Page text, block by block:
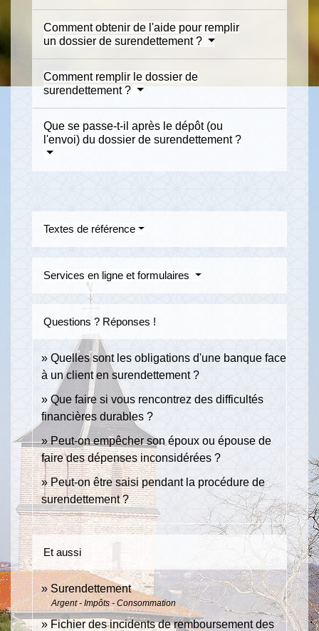
Comment obtenir de l'aide pour remplir
un dossier de surendettement ?
Comment remplir le dossier de
surendettement ?
Que se passe-t-il après le dépôt (ou
l'envoi) du dossier de surendettement ?
Textes de référence
Services en ligne et formulaires
Questions ? Réponses !
Quelles sont les obligations d'une banque face
à un client en surendettement ?
Que faire si vous rencontrez des difficultés
financières durables ?
Peut-on empêcher son époux ou épouse de
faire des dépenses inconsidérées ?
Peut-on être saisi pendant la procédure de
surendettement ?
Et aussi
Surendettement
Argent - Impôts - Consommation
Fichier des incidents de remboursement des